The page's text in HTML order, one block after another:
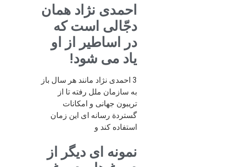
احمدی نژاد همان
دجّالی است که
در اساطیر از او
یاد می شود!
3 احمدی نژاد مانند هر سال باز
به سازمان ملل رفته تا از
تریبون جهانی و امکانات
گستردة رسانه ای این زمان
استفاده کند و
نمونه ای دیگر از